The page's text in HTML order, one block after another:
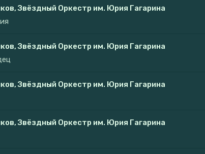
Звёздный Оркестр им. Юрия Гагарина
Звёздный Оркестр им. Юрия Гагарина
Звёздный Оркестр им. Юрия Гагарина
Звёздный Оркестр им. Юрия Гагарина